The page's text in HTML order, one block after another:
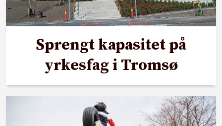
Sprengt kapasitet på
yrkesfag i Tromsø